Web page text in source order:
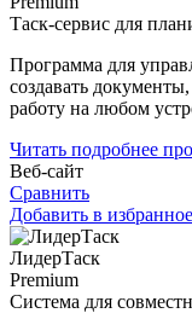
Таск-сервис для
Программа для
создавать
работу на любом
Читать подробнее
Веб-сайт
Сравнить
Добавить в избранное
ЛидерТаск
Premium
Система для